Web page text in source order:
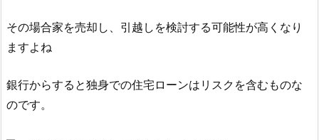
その場合家を売却し、引越しを検討する可能性が高くなり
ますよね
銀行からすると独身での住宅ローンはリスクを含むものな
のです。